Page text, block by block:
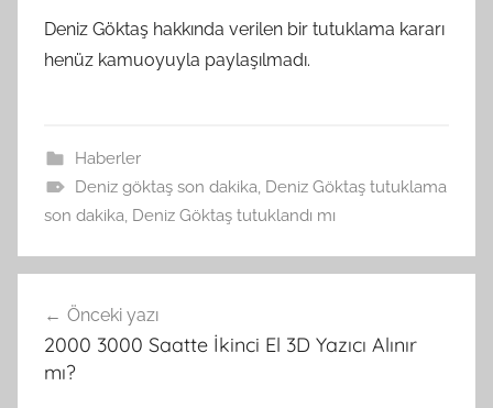
Deniz Göktaş hakkında verilen bir tutuklama kararı
henüz kamuoyuyla paylaşılmadı.
Haberler
Deniz göktaş son dakika, Deniz Göktaş tutuklama
son dakika, Deniz Göktaş tutuklandı mı
gezinmesi
Önceki yazı
2000 3000 Saatte İkinci El 3D Yazıcı Alınır
mı?